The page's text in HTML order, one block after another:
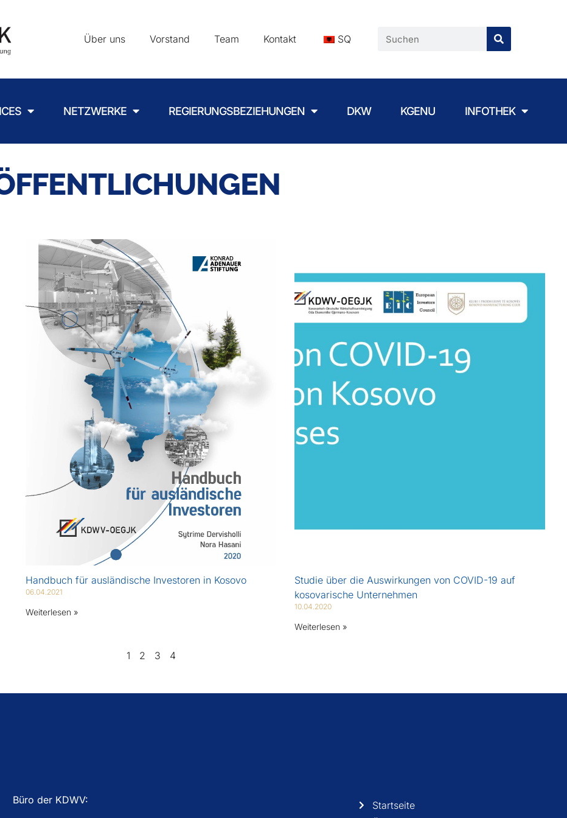
Über uns Vorstand Team Kontakt SQ
NETZWERKE REGIERUNGSBEZIEHUNGEN DKW KGENU INFOTHEK
Handbuch für ausländische Investoren in Kosovo
06.04.2021
Weiterlesen »
Studie über die Auswirkungen von COVID-19 auf
kosovarische Unternehmen
10.04.2020
Weiterlesen »
1 2 3 4
Büro der KDWV:
Startseite